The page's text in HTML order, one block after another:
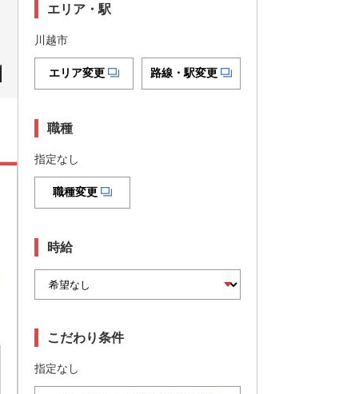
エリア・駅
川越市
エリア変更 路線・駅変更
職種
指定なし
職種変更
時給
こだわり条件
指定なし